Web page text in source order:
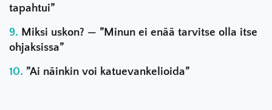
tapahtui”
Miksi uskon? — ”Minun ei enää tarvitse olla itse
ohjaksissa”
”Ai näinkin voi katuevankelioida”